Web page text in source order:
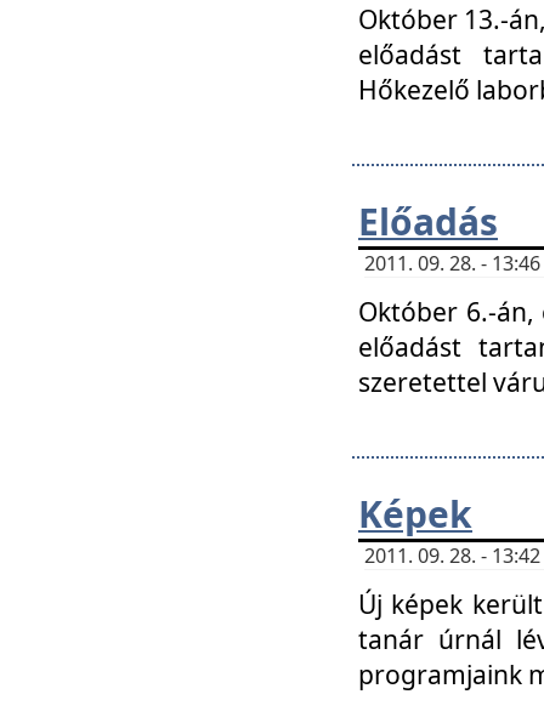
Október 13.-
előadást
Hőkezelő
Előadás
2011. 09. 28. -
Október 6.-
előadást
szeretettel
Képek
2011. 09. 28. -
Új képek
tanár úrnál
programjaink